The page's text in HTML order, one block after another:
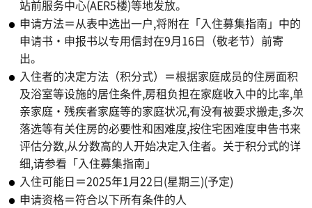
站前服务中心(AER5楼)等地发放。
申请方法＝从表中选出一户,将附在「入住募集指南」中的
申请书・申报书以专用信封在9月16日（敬老节）前寄
出。
入住者的决定方法（积分式）＝根据家庭成员的住房面积
及浴室等设施的居住条件,房租负担在家庭收入中的比率,单
亲家庭・残疾者家庭等的家庭状况,有没有被要求搬走,多次
落选等有关住房的必要性和困难度,按住宅困难度申告书来
评估分数,从分数高的人开始决定入住者。关于积分式的详
细,请参看「入住募集指南」
入住可能日＝2025年1月22日(星期三)(予定)
申请资格＝符合以下所有条件的人